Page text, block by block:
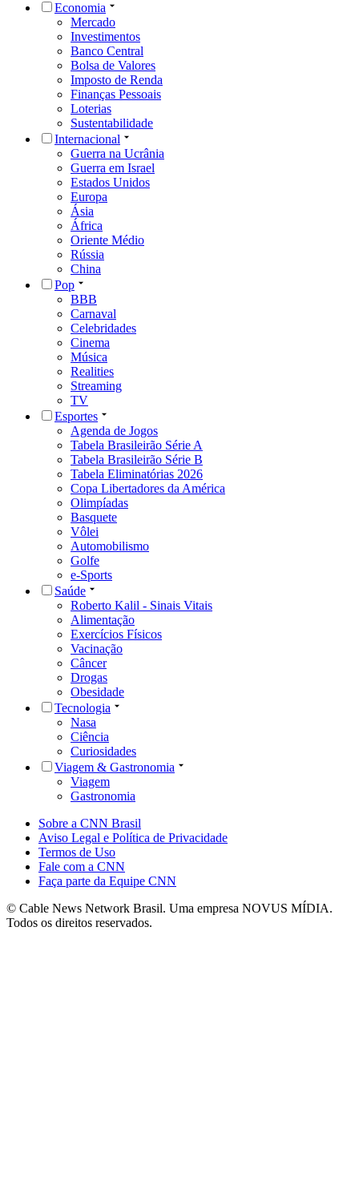
Economia
Mercado
Investimentos
Banco Central
Bolsa de Valores
Imposto de Renda
Finanças Pessoais
Loterias
Sustentabilidade
Internacional
Guerra na Ucrânia
Guerra em Israel
Estados Unidos
Europa
Ásia
África
Oriente Médio
Rússia
China
Pop
BBB
Carnaval
Celebridades
Cinema
Música
Realities
Streaming
TV
Esportes
Agenda de Jogos
Tabela Brasileirão Série A
Tabela Brasileirão Série B
Tabela Eliminatórias 2026
Copa Libertadores da América
Olimpíadas
Basquete
Vôlei
Automobilismo
Golfe
e-Sports
Saúde
Roberto Kalil - Sinais Vitais
Alimentação
Exercícios Físicos
Vacinação
Câncer
Drogas
Obesidade
Tecnologia
Nasa
Ciência
Curiosidades
Viagem & Gastronomia
Viagem
Gastronomia
Sobre a CNN Brasil
Aviso Legal e Política de Privacidade
Termos de Uso
Fale com a CNN
Faça parte da Equipe CNN
© Cable News Network Brasil. Uma empresa NOVUS MÍDIA.
Todos os direitos reservados.